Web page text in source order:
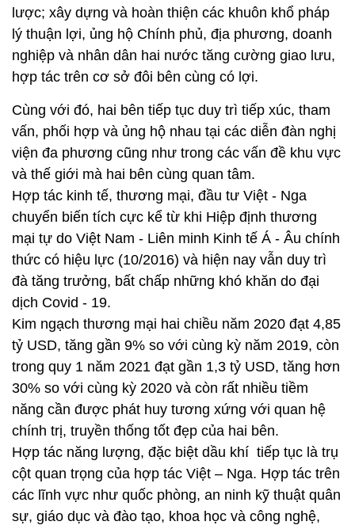
lược; xây dựng và hoàn thiện các khuôn khổ pháp
lý thuận lợi, ủng hộ Chính phủ, địa phương, doanh
nghiệp và nhân dân hai nước tăng cường giao lưu,
hợp tác trên cơ sở đôi bên cùng có lợi.
Cùng với đó, hai bên tiếp tục duy trì tiếp xúc, tham
vấn, phối hợp và ủng hộ nhau tại các diễn đàn nghị
viện đa phương cũng như trong các vấn đề khu vực
và thế giới mà hai bên cùng quan tâm.
Hợp tác kinh tế, thương mại, đầu tư Việt - Nga
chuyển biến tích cực kể từ khi Hiệp định thương
mại tự do Việt Nam - Liên minh Kinh tế Á - Âu chính
thức có hiệu lực (10/2016) và hiện nay vẫn duy trì
đà tăng trưởng, bất chấp những khó khăn do đại
dịch Covid - 19.
Kim ngạch thương mại hai chiều năm 2020 đạt 4,85
tỷ USD, tăng gần 9% so với cùng kỳ năm 2019, còn
trong quy 1 năm 2021 đạt gần 1,3 tỷ USD, tăng hơn
30% so với cùng kỳ 2020 và còn rất nhiều tiềm
năng cần được phát huy tương xứng với quan hệ
chính trị, truyền thống tốt đẹp của hai bên.
Hợp tác năng lượng, đặc biệt dầu khí tiếp tục là trụ
cột quan trọng của hợp tác Việt – Nga. Hợp tác trên
các lĩnh vực như quốc phòng, an ninh kỹ thuật quân
sự, giáo dục và đào tạo, khoa học và công nghệ,